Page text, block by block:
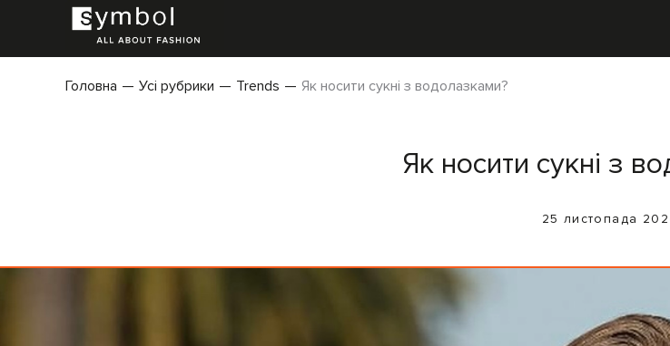
Головна Усі рубрики Trends Як носити сукні з водолазками?
Як носити сукні з
25 листопада